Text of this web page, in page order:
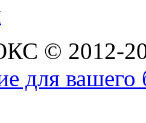
© 2012-
для вашего